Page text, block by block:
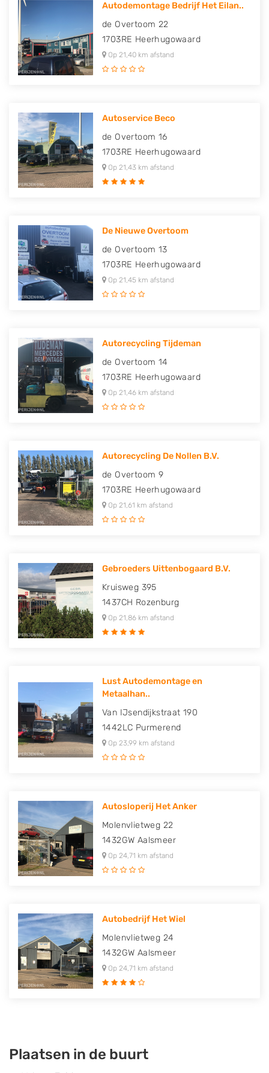
Autodemontage Bedrijf Het Eilan..
de Overtoom 22
1703RE Heerhugowaard
Op 21,40 km afstand
Autoservice Beco
de Overtoom 16
1703RE Heerhugowaard
Op 21,43 km afstand
De Nieuwe Overtoom
de Overtoom 13
1703RE Heerhugowaard
Op 21,45 km afstand
Autorecycling Tijdeman
de Overtoom 14
1703RE Heerhugowaard
Op 21,46 km afstand
Autorecycling De Nollen B.V.
de Overtoom 9
1703RE Heerhugowaard
Op 21,61 km afstand
Gebroeders Uittenbogaard B.V.
Kruisweg 395
1437CH Rozenburg
Op 21,86 km afstand
Lust Autodemontage en
Metaalhan..
Van IJsendijkstraat 190
1442LC Purmerend
Op 23,99 km afstand
Autosloperij Het Anker
Molenvlietweg 22
1432GW Aalsmeer
Op 24,71 km afstand
Autobedrijf Het Wiel
Molenvlietweg 24
1432GW Aalsmeer
Op 24,71 km afstand
Plaatsen in de buurt